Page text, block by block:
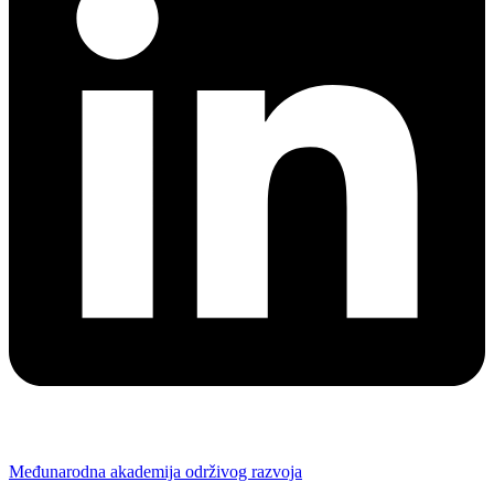
Međunarodna akademija održivog razvoja